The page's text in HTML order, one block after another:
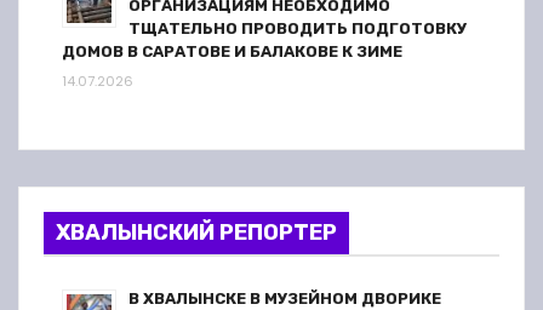
ОРГАНИЗАЦИЯМ НЕОБХОДИМО
ТЩАТЕЛЬНО ПРОВОДИТЬ ПОДГОТОВКУ
ДОМОВ В САРАТОВЕ И БАЛАКОВЕ К ЗИМЕ
14.07.2026
ХВАЛЫНСКИЙ РЕПОРТЕР
В ХВАЛЫНСКЕ В МУЗЕЙНОМ ДВОРИКЕ